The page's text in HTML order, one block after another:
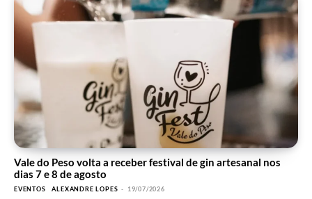
Vale do Peso volta a receber festival de gin artesanal nos
dias 7 e 8 de agosto
EVENTOS ALEXANDRE LOPES - 19/07/2026